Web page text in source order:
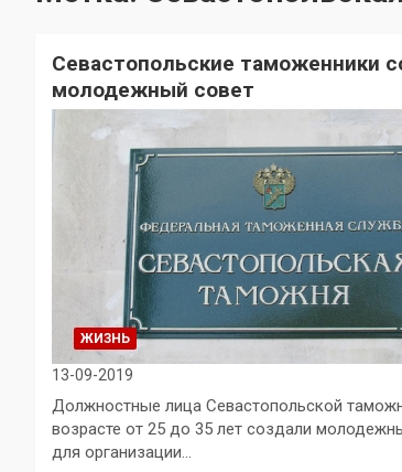
Севастопольские таможенники
молодежный совет
ЖИЗНЬ
13-09-2019
Должностные лица Севастопольской
возрасте от 25 до 35 лет создали
для организации…